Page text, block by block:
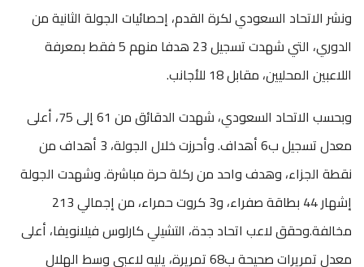
ونشر الاتحاد السعودي لكرة القدم، إحصائيات الجولة الثانية من
الدوري، التي شهدت تسجيل 23 هدفا منهم 5 فقط بمعرفة
اللاعبين المحليين، مقابل 18 للأجانب.
وبحسب الاتحاد السعودي، شهدت الدقائق من 61 إلى 75، أعلى
معدل تسجيل ب6 أهداف. وأحرزت خلال الجولة، 3 أهداف من
نقطة الجزاء، وهدف واحد من ركلة حرة مباشرة. وشهدت الجولة
إشهار 44 بطاقة صفراء، و3 كروت حمراء، من إجمالي 213
مخالفة.وحقق لاعب اتحاد جدة، التشيلي كارلوس فيلانويفا، أعلى
معدل تمريرات صحيحة ب68 تمريرة، يليه لاعبي وسط الهلال